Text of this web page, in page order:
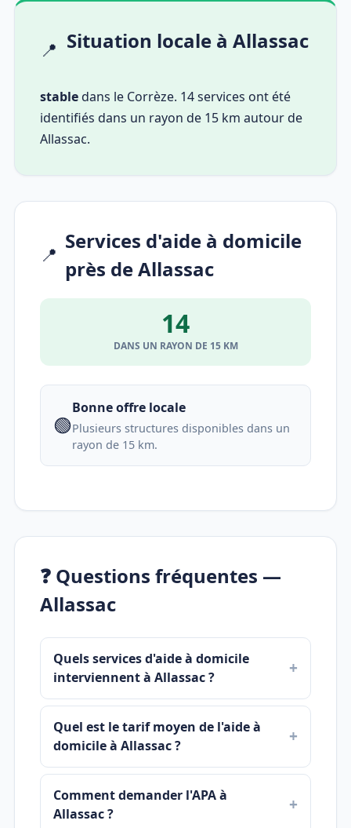
📍 Situation locale à Allassac
stabledans le Corrèze. 14 services ont été
identifiés dans un rayon de 15 km autour de
Allassac.
📍
Services d'aide à domicile
près de Allassac
14
DANS UN RAYON DE 15 KM
🟢
Bonne offre locale
Plusieurs structures disponibles dans un
rayon de 15 km.
❓ Questions fréquentes —
Allassac
Quels services d'aide à domicile
interviennent à Allassac ?
Quel est le tarif moyen de l'aide à
domicile à Allassac ?
Comment demander l'APA à
Allassac ?